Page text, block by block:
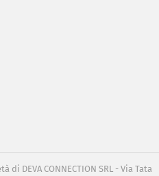
DEVA CONNECTION SRL - Via Tata